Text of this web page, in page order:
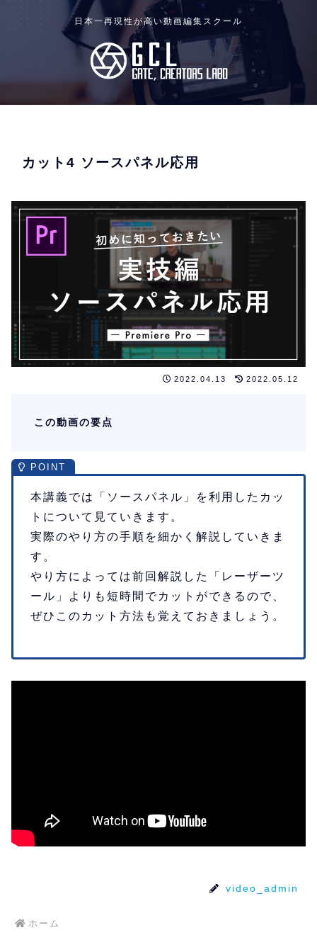
日本一再現性が高い動画編集スクール
カット4 ソースパネル応用
2022.04.13 2022.05.12
この動画の要点
本講義では「ソースパネル」を利用したカッ
トについて見ていきます。
実際のやり方の手順を細かく解説していきま
す。
やり方によっては前回解説した「レーザーツ
ール」よりも短時間でカットができるので、
ぜひこのカット方法も覚えておきましょう。
video_admin
ホーム